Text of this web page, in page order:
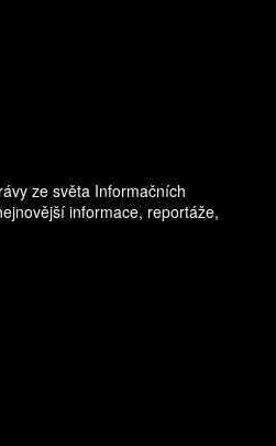
ze světa Informačních
informace, reportáže,